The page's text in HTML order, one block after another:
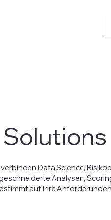
Data Science,
Analysen,
auf Ihre